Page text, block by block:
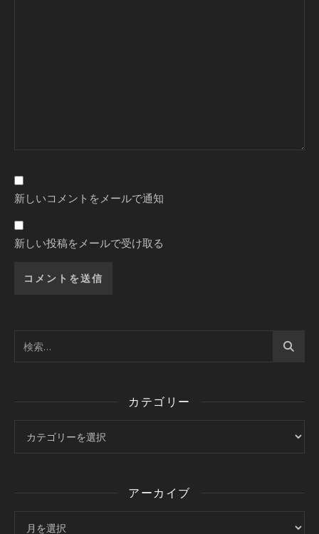
新しいコメントをメールで通知
新しい投稿をメールで受け取る
カテゴリー
アーカイブ